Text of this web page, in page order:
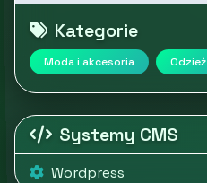
Kategorie
Moda i akcesoria Odzież
Systemy CMS
Wordpress